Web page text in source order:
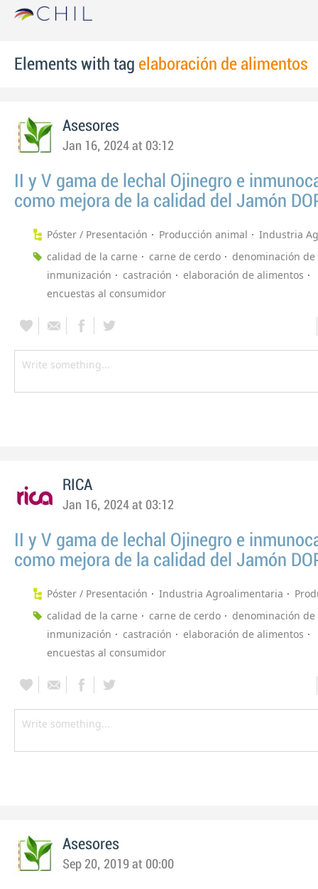
Elements with tag elaboración de alimentos
Asesores
Jan 16, 2024 at 03:12
II y V gama de lechal Ojinegro e
como mejora de la calidad del Jamón
Póster / Presentación Producción animal
Industria
calidad de la carne
carne de cerdo
denominación
inmunización
castración
elaboración de alimentos
encuestas al consumidor
RICA
Jan 16, 2024 at 03:12
II y V gama de lechal Ojinegro e
como mejora de la calidad del Jamón
Póster / Presentación Industria Agroalimentaria
calidad de la carne
carne de cerdo
denominación
inmunización
castración
elaboración de alimentos
encuestas al consumidor
Asesores
Sep 20, 2019 at 00:00